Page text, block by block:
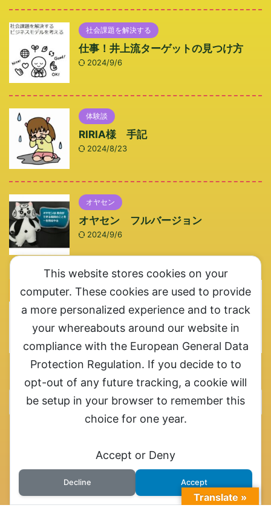
社会課題を解決する
仕事！井上流ターゲットの見つけ方
2024/9/6
体験談
RIRIA様 手記
2024/8/23
オヤセン
オヤセン フルバージョン
2024/9/6
メルマガ登録エリアです
メルマガ登録お願いします。ここ一番というときにご連
絡させていただきます
カテゴリー
供を救うためにも特許出願中の虐待検知器普及にご協力ください
This website stores cookies on your
computer. These cookies are used to provide
a more personalized experience and to track
your whereabouts around our website in
compliance with the European General Data
Protection Regulation. If you decide to to
opt-out of any future tracking, a cookie will
be setup in your browser to remember this
choice for one year.
Accept or Deny
Decline Accept
Translate »